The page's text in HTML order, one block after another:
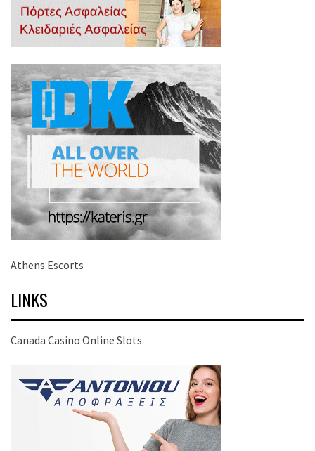
Athens Escorts
LINKS
Canada Casino Online Slots